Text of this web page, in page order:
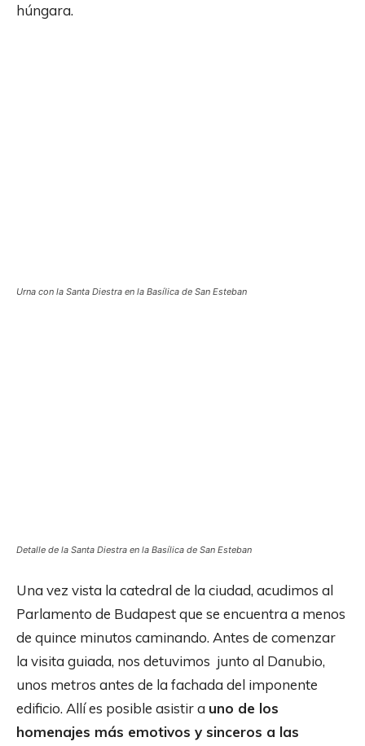
húngara.
Urna con la Santa Diestra en la Basílica de San Esteban
Detalle de la Santa Diestra en la Basílica de San Esteban
Una vez vista la catedral de la ciudad, acudimos al
Parlamento de Budapest que se encuentra a menos
de quince minutos caminando. Antes de comenzar
la visita guiada, nos detuvimos junto al Danubio,
unos metros antes de la fachada del imponente
edificio. Allí es posible asistir a uno de los
homenajes más emotivos y sinceros a las